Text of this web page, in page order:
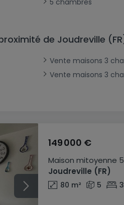
5 chambres
de Joudreville
Vente maisons 3
Vente maisons 3
Maison mitoyenne
Joudreville (FR)
149 000 €
80 m² 5 3